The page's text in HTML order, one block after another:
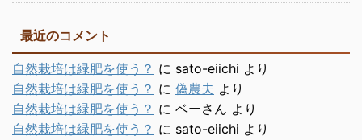
最近のコメント
自然栽培は緑肥を使う？ に sato-eiichi より
自然栽培は緑肥を使う？ に 偽農夫 より
自然栽培は緑肥を使う？ に ベーさん より
自然栽培は緑肥を使う？ に sato-eiichi より